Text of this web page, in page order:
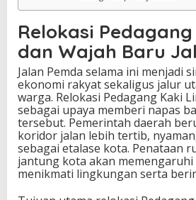
Relokasi
dan Wajah Baru
Jalan Pemda selama ini menjadi
ekonomi rakyat sekaligus jalur
warga. Relokasi Pedagang Kaki
sebagai upaya memberi napas
tersebut. Pemerintah daerah
koridor jalan lebih tertib,
sebagai etalase kota. Penataan
jantung kota akan memengaruhi
menikmati lingkungan serta